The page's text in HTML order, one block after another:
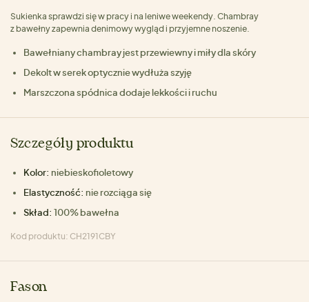
Sukienka sprawdzi się w pracy i na leniwe weekendy. Chambray
z bawełny zapewnia denimowy wygląd i przyjemne noszenie.
Bawełniany chambray jest przewiewny i miły dla skóry
Dekolt w serek optycznie wydłuża szyję
Marszczona spódnica dodaje lekkości i ruchu
Szczegóły produktu
Kolor: niebieskofioletowy
Elastyczność: nie rozciąga się
Skład: 100% bawełna
Kod produktu: CH2191CBY
Fason